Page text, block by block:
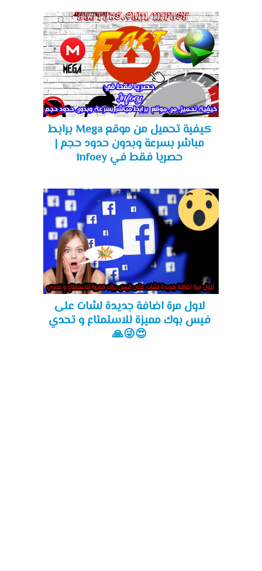
كيفية تحميل من موقع Mega برابط
مباشر بسرعة وبدون حدود حجم |
حصريا فقط في infoey
لاول مرة اضافة جديدة لشات على
فيس بوك مميزة للاستمتاع و تحدي
😍😜🙏